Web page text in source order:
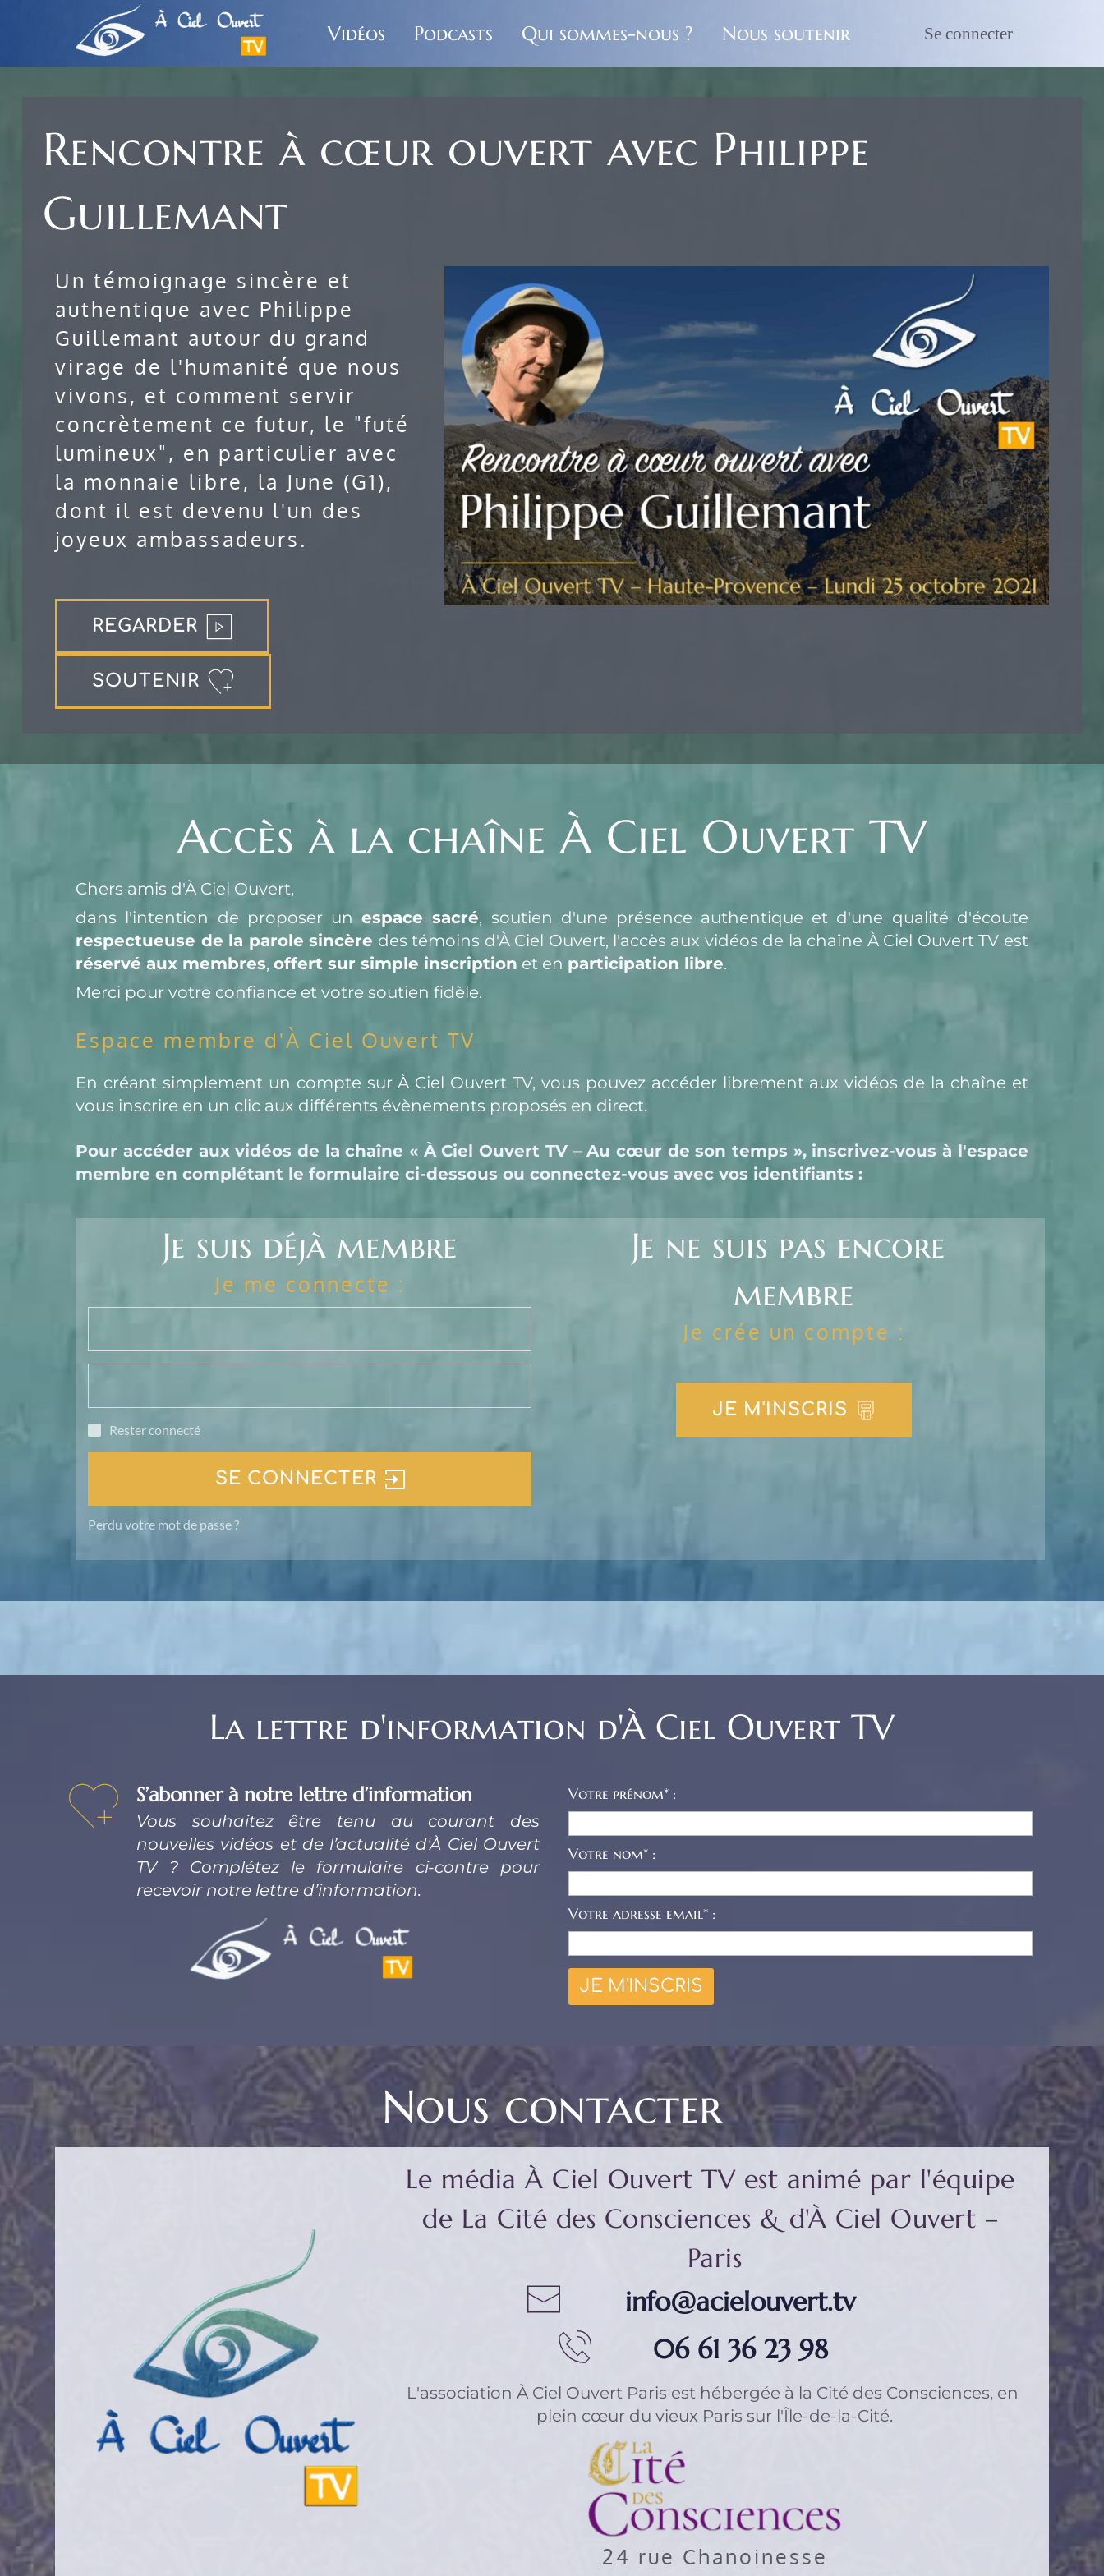
Vidéos Podcasts Qui sommes-nous ? Nous soutenir Se connecter
Rencontre à cœur ouvert avec Philippe
Guillemant
Un témoignage sincère et
authentique avec Philippe
Guillemant autour du grand
virage de l'humanité que nous
vivons, et comment servir
concrètement ce futur, le "futé
lumineux", en particulier avec
la monnaie libre, la June (G1),
dont il est devenu l'un des
joyeux ambassadeurs.
REGARDER
SOUTENIR
Accès à la chaîne À Ciel Ouvert TV
Chers amis d'À Ciel Ouvert,
dans l'intention de proposer un espace sacré
respectueuse de la parole sincère
des témoins d'À Ciel Ouvert, l'accès aux vidéos de la chaîne À Ciel Ouvert TV est
réservé aux membres, offert sur simple inscription et en participation libre.
Merci pour votre confiance et votre soutien fidèle.
Espace membre d'À Ciel Ouvert TV
En créant simplement un compte sur À Ciel Ouvert TV, vous pouvez accéder librement aux vidéos de la chaîne et
vous inscrire en un clic aux différents évènements proposés en direct.
Pour accéder aux vidéos de la chaîne « À Ciel Ouvert TV – Au cœur de son temps », inscrivez-vous à l'espace
membre en complétant le formulaire ci-dessous ou connectez-vous avec vos identifiants :
Je suis déjà membre
Je me connecte :
Rester connecté
SE CONNECTER
Perdu votre mot de passe ?
Je ne suis pas encore
membre
Je crée un compte :
JE M'INSCRIS
La lettre d'information d'À Ciel Ouvert TV
S’abonner à notre lettre d’information
Vous souhaitez être tenu au courant des
nouvelles vidéos et de l’actualité d'À Ciel Ouvert
TV ? Complétez le formulaire ci-contre pour
recevoir notre lettre d’information.
Votre prénom* :
Votre nom* :
Votre adresse email* :
Nous contacter
Le média À Ciel Ouvert TV est animé par l'équipe
de La Cité des Consciences & d'À Ciel Ouvert –
Paris
info@acielouvert.tv
06 61 36 23 98
L'association À Ciel Ouvert Paris est hébergée à la Cité des Consciences, en
plein cœur du vieux Paris sur l'Île-de-la-Cité.
24 rue Chanoinesse